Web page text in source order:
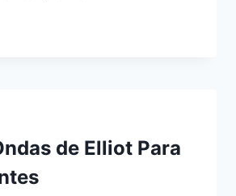
de Elliot Para